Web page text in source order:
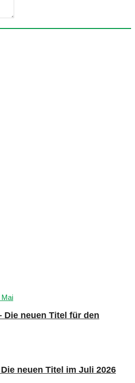
Die neuen Titel für den
neuen Titel im Juli 2026